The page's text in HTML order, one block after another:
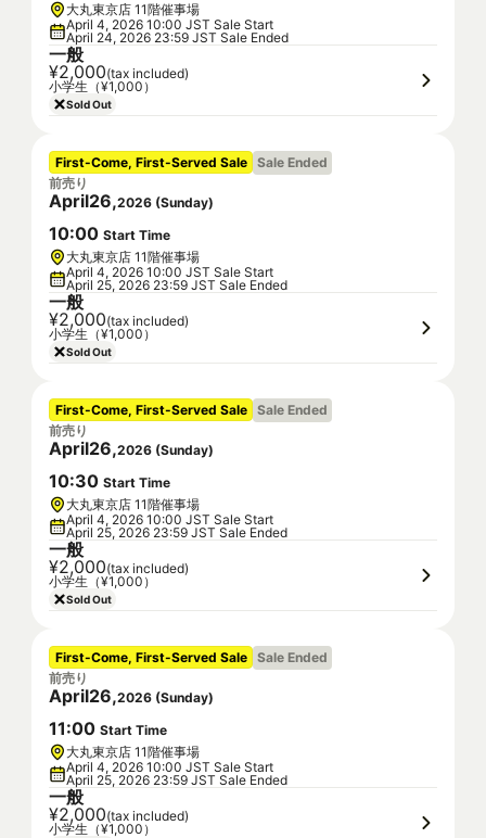
大丸東京店 11階催事場
April 4, 2026 10:00 JST Sale Start
April 24, 2026 23:59 JST Sale Ended
一般
¥2,000(tax included)
小学生（¥1,000）
Sold Out
First-Come, First-Served Sale Sale Ended
前売り
April26,2026 (Sunday)
10:00 Start Time
大丸東京店 11階催事場
April 4, 2026 10:00 JST Sale Start
April 25, 2026 23:59 JST Sale Ended
一般
¥2,000(tax included)
小学生（¥1,000）
Sold Out
First-Come, First-Served Sale Sale Ended
前売り
April26,2026 (Sunday)
10:30 Start Time
大丸東京店 11階催事場
April 4, 2026 10:00 JST Sale Start
April 25, 2026 23:59 JST Sale Ended
一般
¥2,000(tax included)
小学生（¥1,000）
Sold Out
First-Come, First-Served Sale Sale Ended
前売り
April26,2026 (Sunday)
11:00 Start Time
大丸東京店 11階催事場
April 4, 2026 10:00 JST Sale Start
April 25, 2026 23:59 JST Sale Ended
一般
¥2,000(tax included)
小学生（¥1,000）